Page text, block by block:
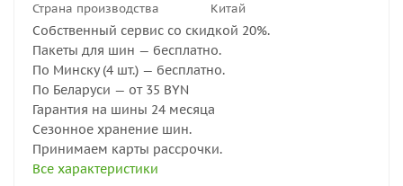
Страна производства
Китай
Собственный сервис со скидкой 20%.
Пакеты для шин — бесплатно.
По Минску (4 шт.) — бесплатно.
По Беларуси — от 35 BYN
Гарантия на шины 24 месяца
Сезонное хранение шин.
Принимаем карты рассрочки.
Все характеристики